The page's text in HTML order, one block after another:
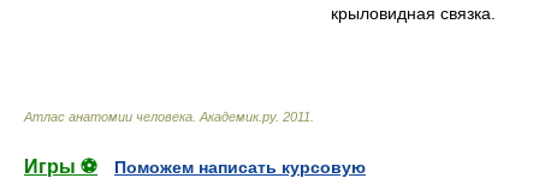
крыловидная связка.
Атлас анатомии человека Академик.ру. 2011
Игры ⚽
Поможем написать курсовую